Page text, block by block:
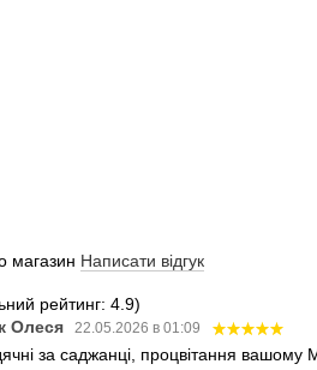
магазин Написати відгук
рейтинг: 4.9)
Олеся
22.05.2026 в 01:09
за саджанці, процвітання